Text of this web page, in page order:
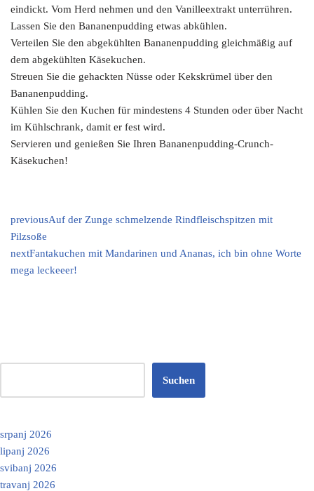
eindickt. Vom Herd nehmen und den Vanilleextrakt unterrühren.
Lassen Sie den Bananenpudding etwas abkühlen.
Verteilen Sie den abgekühlten Bananenpudding gleichmäßig auf
dem abgekühlten Käsekuchen.
Streuen Sie die gehackten Nüsse oder Kekskrümel über den
Bananenpudding.
Kühlen Sie den Kuchen für mindestens 4 Stunden oder über Nacht
im Kühlschrank, damit er fest wird.
Servieren und genießen Sie Ihren Bananenpudding-Crunch-
Käsekuchen!
previousAuf der Zunge schmelzende Rindfleischspitzen mit
Pilzsoße
nextFantakuchen mit Mandarinen und Ananas, ich bin ohne Worte
mega leckeeer!
Suchen
srpanj 2026
lipanj 2026
svibanj 2026
travanj 2026